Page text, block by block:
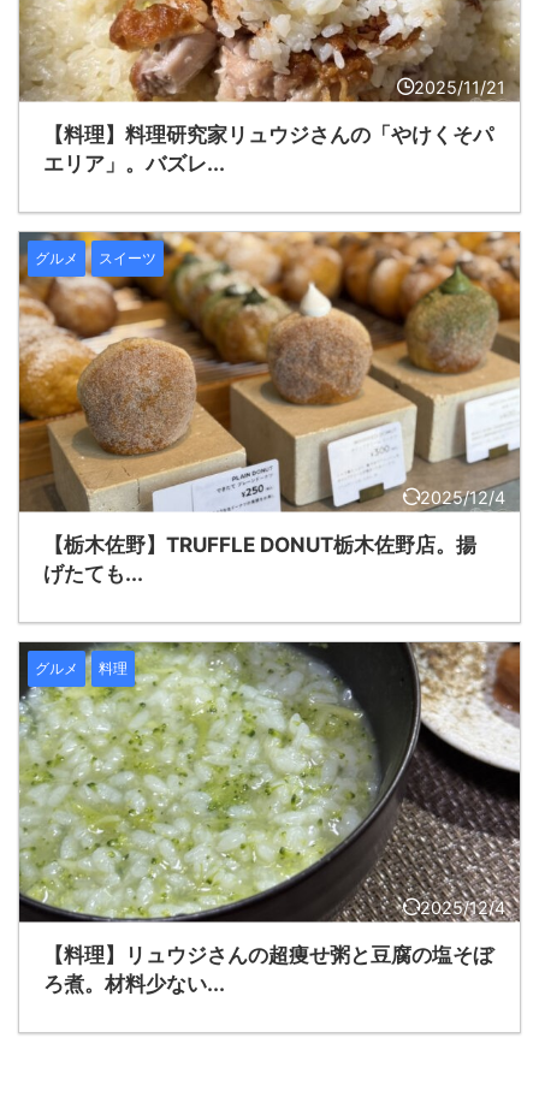
2025/11/21
【料理】料理研究家リュウジさんの「やけくそパ
エリア」。バズレ...
2025/12/4
グルメ スイーツ
【栃木佐野】TRUFFLE DONUT栃木佐野店。揚
げたても...
2025/12/4
グルメ 料理
【料理】リュウジさんの超痩せ粥と豆腐の塩そぼ
ろ煮。材料少ない...